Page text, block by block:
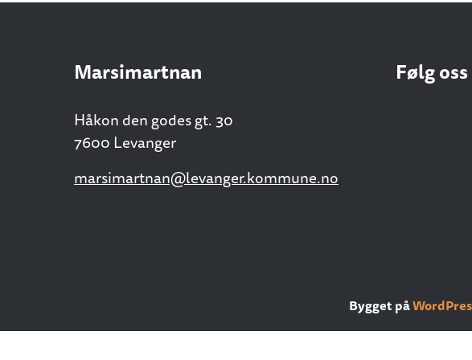
Marsimartnan
Håkon den godes gt. 30
7600 Levanger
marsimartnan@levanger.kommune.no
Følg
Bygget på